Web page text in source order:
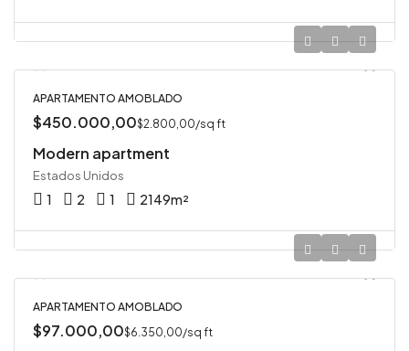
APARTAMENTO AMOBLADO
$450.000,00$2.800,00/sq ft
Modern apartment
Estados Unidos
1 2 1 2149m²
APARTAMENTO AMOBLADO
$97.000,00$6.350,00/sq ft